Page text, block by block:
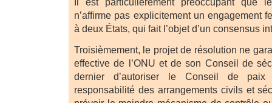
n’affirme pas explicitement un engagement
à deux États, qui fait l’objet d’un consensus
Troisièmement, le projet de résolution ne
effective de l’ONU et de son Conseil de
dernier d’autoriser le Conseil de paix
responsabilité des arrangements civils et